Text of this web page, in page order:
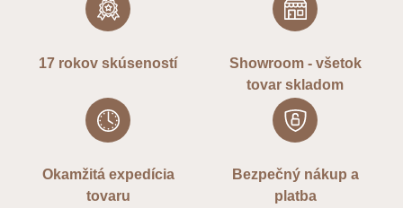
17 rokov skúseností
Showroom - všetok
tovar skladom
Okamžitá expedícia
tovaru
Bezpečný nákup a
platba